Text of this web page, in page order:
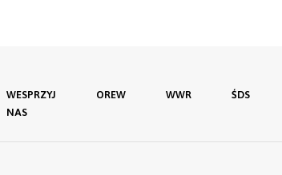
WESPRZYJ
NAS
OREW WWR ŚDS